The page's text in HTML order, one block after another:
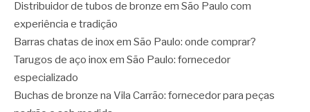
Distribuidor de tubos de bronze em São Paulo com
experiência e tradição
Barras chatas de inox em São Paulo: onde comprar?
Tarugos de aço inox em São Paulo: fornecedor
especializado
Buchas de bronze na Vila Carrão: fornecedor para peças